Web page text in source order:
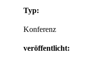
Typ:
Konferenz
veröffentlicht: